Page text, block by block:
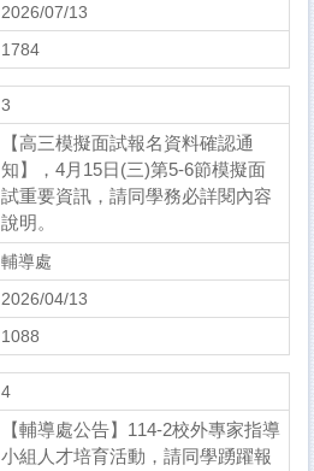
2026/07/13
1784
3
【高三模擬面試報名資料確認通
知】，4月15日(三)第5-6節模擬面
試重要資訊，請同學務必詳閱內容
說明。
輔導處
2026/04/13
1088
4
【輔導處公告】114-2校外專家指導
小組人才培育活動，請同學踴躍報